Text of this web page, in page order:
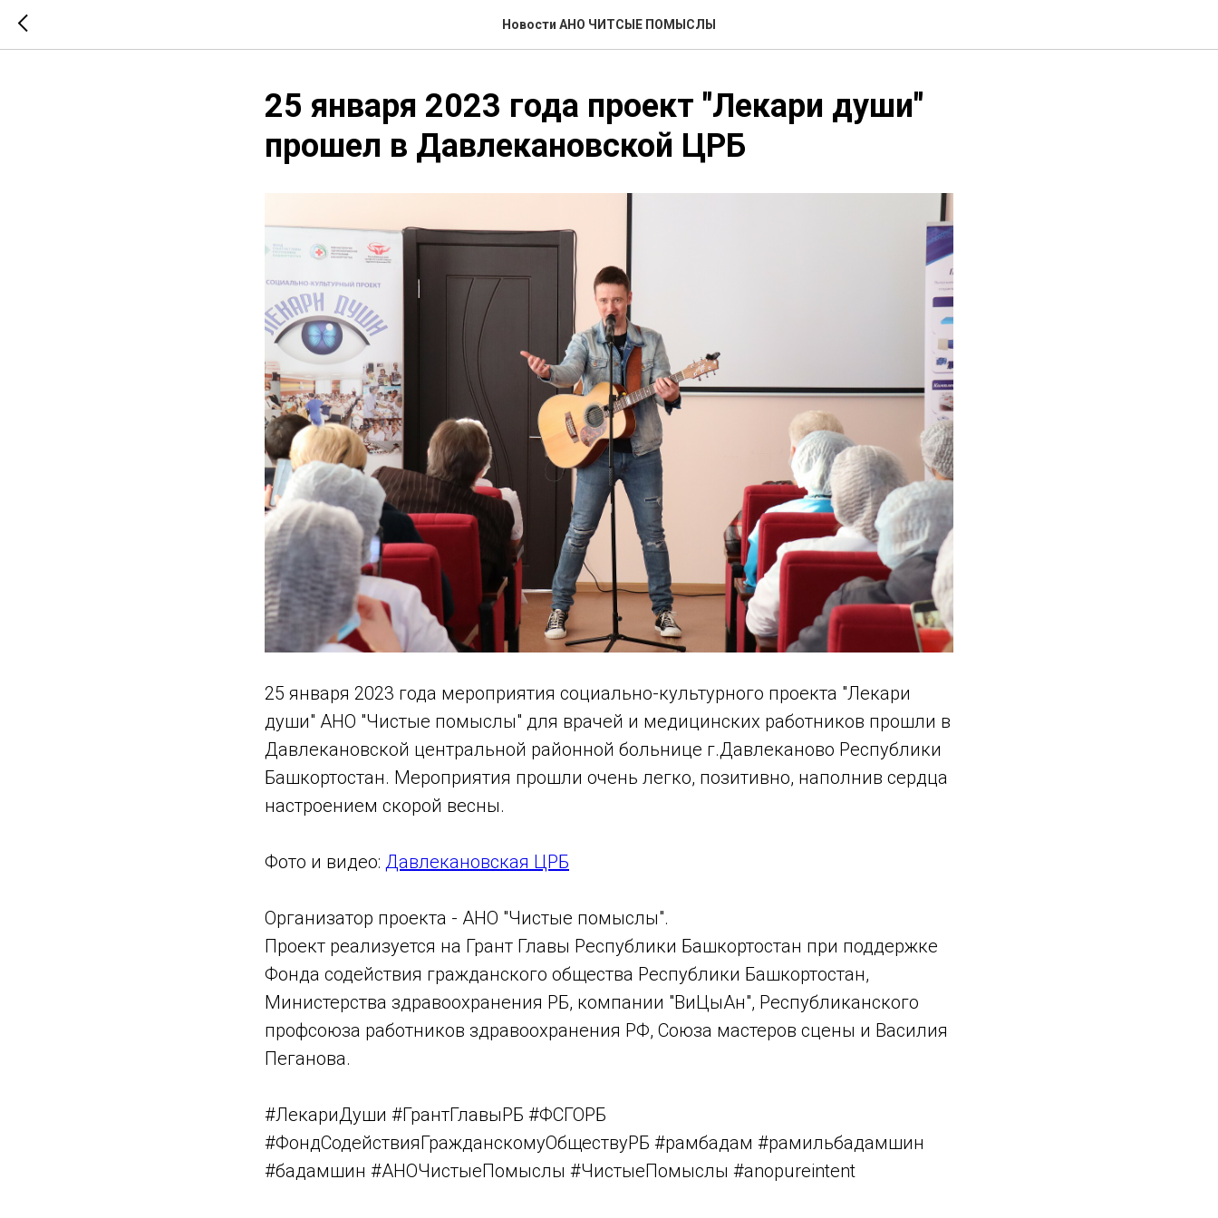
Новости АНО ЧИТСЫЕ ПОМЫСЛЫ
25 января 2023 года проект "Лекари души"
прошел в Давлекановской ЦРБ
25 января 2023 года мероприятия социально-культурного проекта "Лекари
души" АНО "Чистые помыслы" для врачей и медицинских работников прошли в
Давлекановской центральной районной больнице г.Давлеканово Республики
Башкортостан. Мероприятия прошли очень легко, позитивно, наполнив сердца
настроением скорой весны.
Фото и видео: Давлекановская ЦРБ
Организатор проекта - АНО "Чистые помыслы".
Проект реализуется на Грант Главы Республики Башкортостан при поддержке
Фонда содействия гражданского общества Республики Башкортостан,
Министерства здравоохранения РБ, компании "ВиЦыАн", Республиканского
профсоюза работников здравоохранения РФ, Союза мастеров сцены и Василия
Пеганова.
#ЛекариДуши #ГрантГлавыРБ #ФСГОРБ
#ФондСодействияГражданскомуОбществуРБ #рамбадам #рамильбадамшин
#бадамшин #АНОЧистыеПомыслы #ЧистыеПомыслы #anopureintent